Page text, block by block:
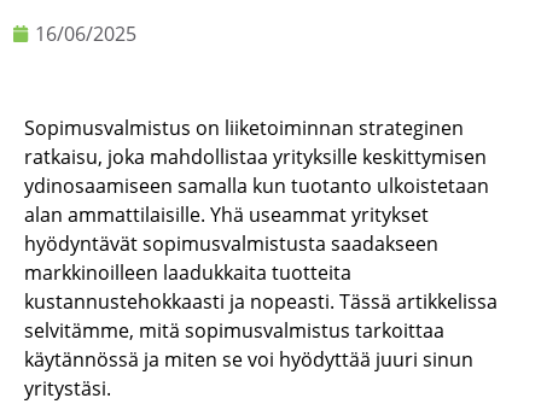
16/06/2025
Sopimusvalmistus on liiketoiminnan strateginen
ratkaisu, joka mahdollistaa yrityksille keskittymisen
ydinosaamiseen samalla kun tuotanto ulkoistetaan
alan ammattilaisille. Yhä useammat yritykset
hyödyntävät sopimusvalmistusta saadakseen
markkinoilleen laadukkaita tuotteita
kustannustehokkaasti ja nopeasti. Tässä artikkelissa
selvitämme, mitä sopimusvalmistus tarkoittaa
käytännössä ja miten se voi hyödyttää juuri sinun
yritystäsi.